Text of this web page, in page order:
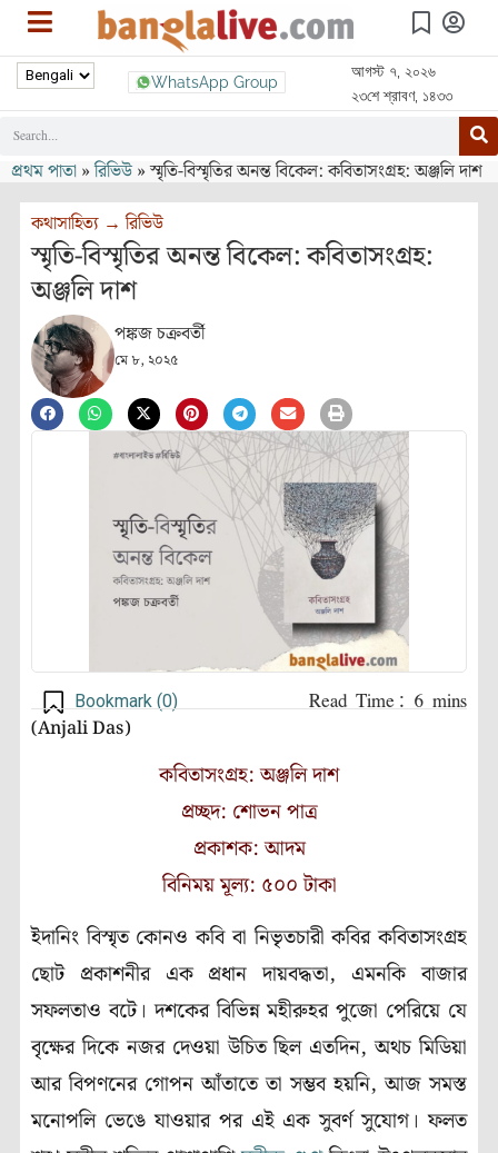
WhatsApp Group
আগস্ট ৭, ২০২৬
২৩শে শ্রাবণ, ১৪৩৩
প্রথম পাতা »রিভিউ »স্মৃতি-বিস্মৃতির অনন্ত বিকেল: কবিতাসংগ্রহ: অঞ্জলি দাশ
কথাসাহিত্য →রিভিউ
স্মৃতি-বিস্মৃতির অনন্ত বিকেল: কবিতাসংগ্রহ:
অঞ্জলি দাশ
পঙ্কজ চক্রবর্তী
মে ৮, ২০২৫
Bookmark (0)
(Anjali Das)
কবিতাসংগ্রহ: অঞ্জলি দাশ
প্রচ্ছদ: শোভন পাত্র
প্রকাশক: আদম
বিনিময় মূল্য: ৫০০ টাকা
ইদানিং বিস্মৃত কোনও কবি বা নিভৃতচারী কবির কবিতাসংগ্রহ
ছোট প্রকাশনীর এক প্রধান দায়বদ্ধতা, এমনকি বাজার
সফলতাও বটে। দশকের বিভিন্ন মহীরুহর পুজো পেরিয়ে যে
বৃক্ষের দিকে নজর দেওয়া উচিত ছিল এতদিন, অথচ মিডিয়া
আর বিপণনের গোপন আঁতাতে তা সম্ভব হয়নি, আজ সমস্ত
মনোপলি ভেঙে যাওয়ার পর এই এক সুবর্ণ সুযোগ। ফলত